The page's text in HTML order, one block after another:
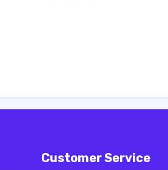
Customer Service